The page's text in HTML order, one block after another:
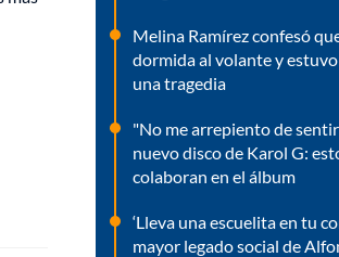
Melina Ramírez confesó
dormida al volante y estuvo
una tragedia
"No me arrepiento de
nuevo disco de Karol G:
colaboran en el álbum
‘Lleva una escuelita en tu
mayor legado social de